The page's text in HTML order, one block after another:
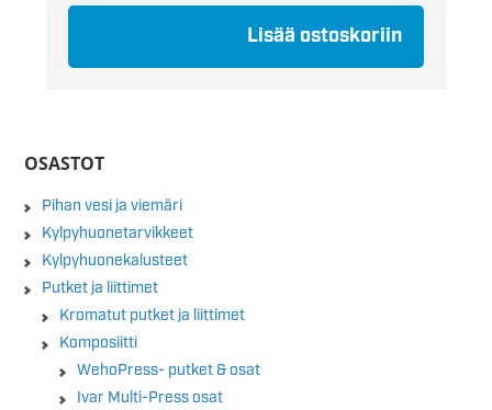
Lisää ostoskoriin
OSASTOT
Pihan vesi ja viemäri
Kylpyhuonetarvikkeet
Kylpyhuonekalusteet
Putket ja liittimet
Kromatut putket ja liittimet
Komposiitti
WehoPress- putket & osat
Ivar Multi-Press osat